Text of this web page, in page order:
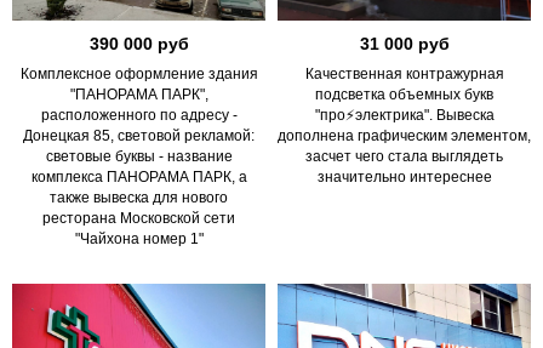
390 000 руб
Комплексное оформление здания
"ПАНОРАМА ПАРК",
расположенного по адресу -
Донецкая 85, световой рекламой:
световые буквы - название
комплекса ПАНОРАМА ПАРК, а
также вывеска для нового
ресторана Московской сети
"Чайхона номер 1"
31 000 руб
Качественная контражурная
подсветка объемных букв
"про⚡электрика". Вывеска
дополнена графическим элементом,
засчет чего стала выглядеть
значительно интереснее